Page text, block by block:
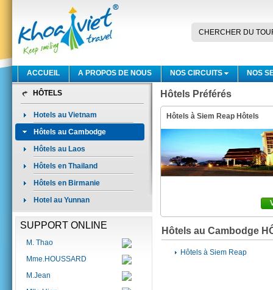
CHERCHER DU
NOS
NOS CIRCUITS
A PROPOS DE NOUS
ACCUEIL
HÔTELS
Hotels au Vietnam
Hôtels au Cambodge
Hôtels au Laos
Hôtels en Thailand
Hôtels en Birmanie
Hotel au Yunnan
SUPPORT ONLINE
M. Thao
Mme.HOUSSARD
M.Jean
Hôtels Préférés
Hôtels à Siem Reap Hôtels
Hôtels au Cambodge
Hôtels à Siem Reap